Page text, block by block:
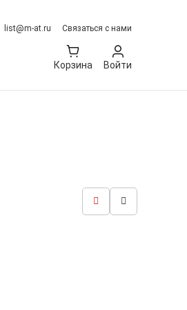
list@m-at.ru Связаться с нами
Корзина Войти